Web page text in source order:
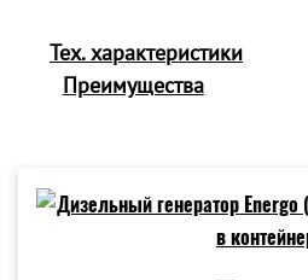
Тех. характеристики
Преимущества